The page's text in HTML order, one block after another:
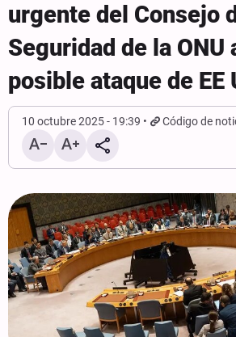
urgente del Consejo
Seguridad de la ONU
posible ataque de EE
10 octubre 2025 - 19:39 Código de